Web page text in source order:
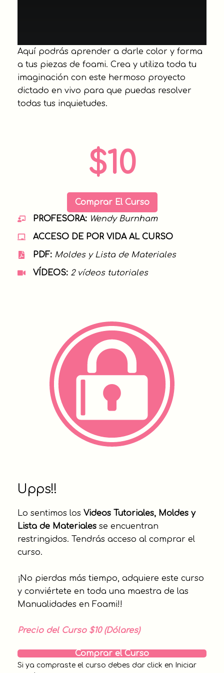
Aquí podrás aprender a darle color y forma
a tus piezas de foami. Crea y utiliza toda tu
imaginación con este hermoso proyecto
dictado en vivo para que puedas resolver
todas tus inquietudes.
$10
Comprar El Curso
PROFESORA: Wendy Burnham
ACCESO DE POR VIDA AL CURSO
PDF: Moldes y Lista de Materiales
VÍDEOS: 2 vídeos tutoriales
Upps!!
Lo sentimos los Videos Tutoriales, Moldes y
Lista de Materiales se encuentran
restringidos. Tendrás acceso al comprar el
curso.
¡No pierdas más tiempo, adquiere este curso
y conviértete en toda una maestra de las
Manualidades en Foami!!
Precio del Curso $10 (Dólares)
Comprar el Curso
Si ya compraste el curso debes dar click en Iniciar